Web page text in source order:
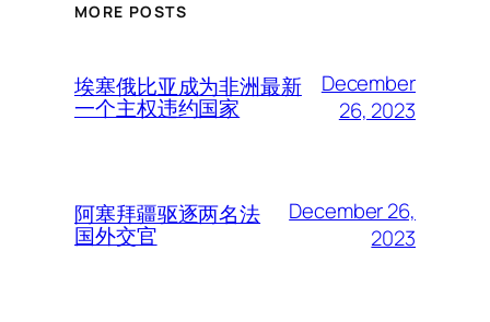
MORE POSTS
埃塞俄比亚成为非洲最新
一个主权违约国家
December
26, 2023
阿塞拜疆驱逐两名法
国外交官
December 26,
2023